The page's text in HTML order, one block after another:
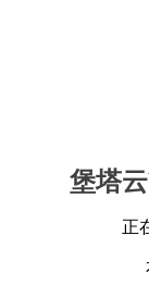
堡塔
正